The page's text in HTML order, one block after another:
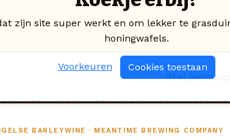
Stel jouw
BARLEYWINE · MEANTIME BREWING COMPANY
zijn site super werkt en om lekker te
honingwafels.
Voorkeuren Cookies toestaan